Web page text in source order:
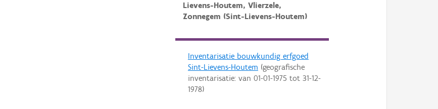
Lievens-Houtem, Vlierzele,
Zonnegem (Sint-Lievens-Houtem)
Inventarisatie bouwkundig erfgoed
Sint-Lievens-Houtem (geografische
inventarisatie: van 01-01-1975 tot 31-12-
1978)